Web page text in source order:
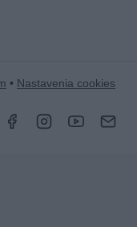
• Nastavenia cookies